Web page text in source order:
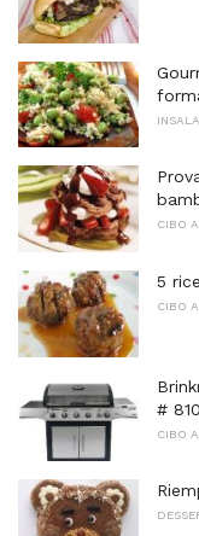
CIBO
5
CIBO
#
CIBO